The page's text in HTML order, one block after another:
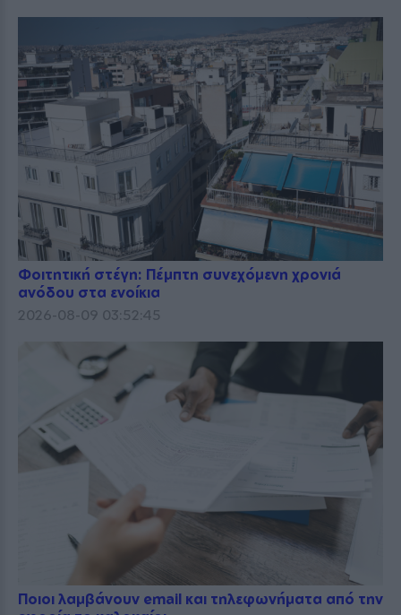
Φοιτητική στέγη: Πέμπτη συνεχόμενη χρονιά
ανόδου στα ενοίκια
2026-08-09 03:52:45
Ποιοι λαμβάνουν email και τηλεφωνήματα από την